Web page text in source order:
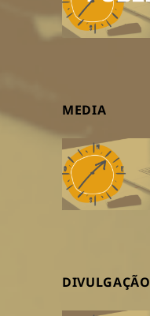
MEDIA
DIVULGAÇÃO